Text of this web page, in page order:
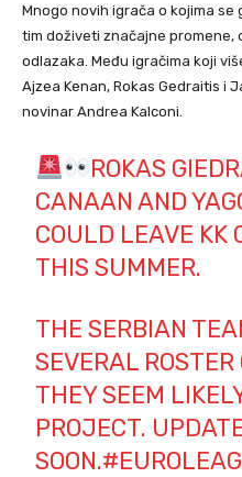
Mnogo novih igrača o kojima
tim doživeti značajne promene,
odlazaka. Među igračima koji
Ajzea Kenan, Rokas Gedraitis i
novinar Andrea Kalconi.
ROKAS
CANAAN AND
COULD LEAVE KK
THIS SUMMER.
THE SERBIAN
SEVERAL
THEY SEEM
PROJECT.
SOON.